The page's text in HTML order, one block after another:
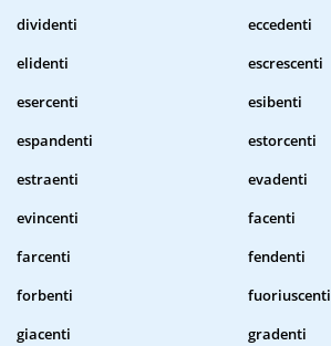
dividenti
eccedenti
elidenti
escrescenti
esercenti
esibenti
espandenti
estorcenti
estraenti
evadenti
evincenti
facenti
farcenti
fendenti
forbenti
fuoriuscenti
giacenti
gradenti